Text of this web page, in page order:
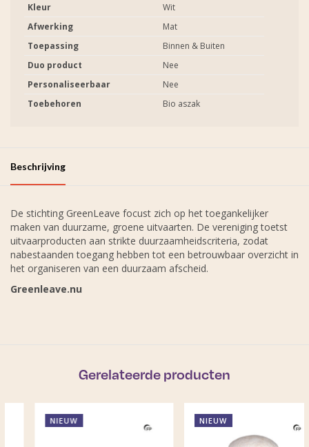
Kleur
Wit
Afwerking
Mat
Toepassing
Binnen & Buiten
Duo product
Nee
Personaliseerbaar
Nee
Toebehoren
Bio aszak
Beschrijving
De stichting GreenLeave focust zich op het toegankelijker
maken van duurzame, groene uitvaarten. De vereniging toetst
uitvaarproducten aan strikte duurzaamheidscriteria, zodat
nabestaanden toegang hebben tot een betrouwbaar overzicht in
het organiseren van een duurzaam afscheid.
Greenleave.nu
Gerelateerde producten
NIEUW NIEUW